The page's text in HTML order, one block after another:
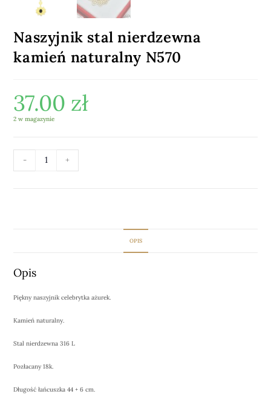
Naszyjnik stal nierdzewna
kamień naturalny N570
37.00 zł
2 w magazynie
- +
OPIS
Opis
Piękny naszyjnik celebrytka ażurek.
Kamień naturalny.
Stal nierdzewna 316 L
Pozłacany 18k.
Długość łańcuszka 44 + 6 cm.